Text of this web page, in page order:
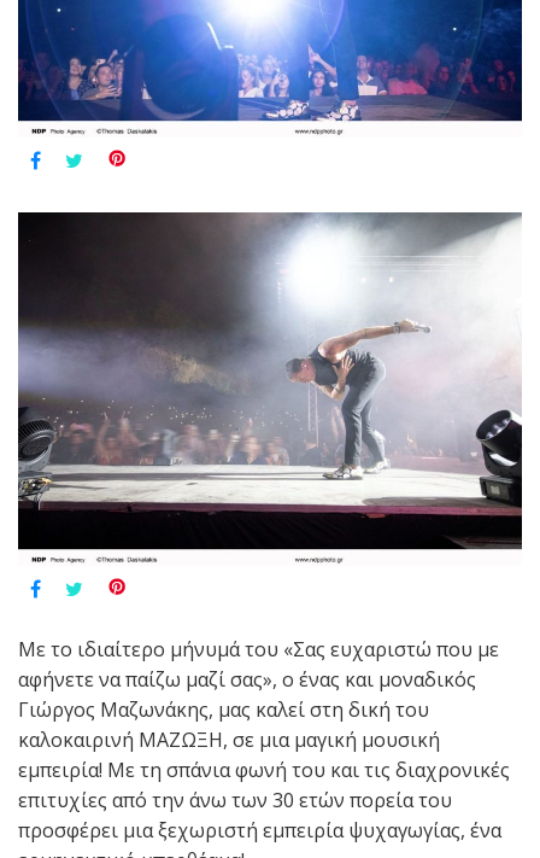
Με το ιδιαίτερο μήνυμά του «Σας ευχαριστώ που με
αφήνετε να παίζω μαζί σας», ο ένας και μοναδικός
Γιώργος Μαζωνάκης, μας καλεί στη δική του
καλοκαιρινή ΜΑΖΩΞΗ, σε μια μαγική μουσική
εμπειρία! Με τη σπάνια φωνή του και τις διαχρονικές
επιτυχίες από την άνω των 30 ετών πορεία του
προσφέρει μια ξεχωριστή εμπειρία ψυχαγωγίας, ένα